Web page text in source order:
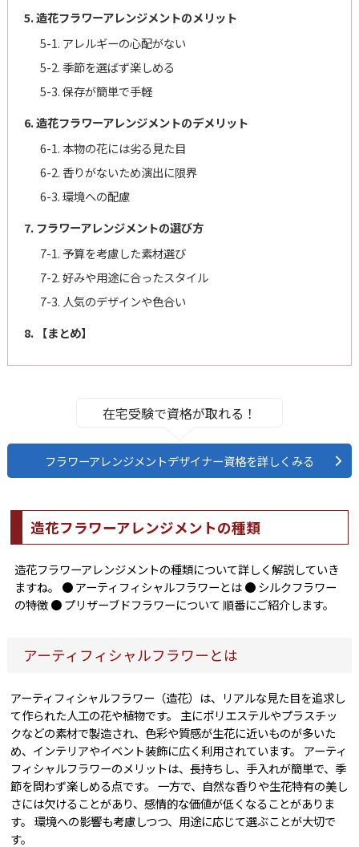
5. 造花フラワーアレンジメントのメリット
5-1. アレルギーの心配がない
5-2. 季節を選ばず楽しめる
5-3. 保存が簡単で手軽
6. 造花フラワーアレンジメントのデメリット
6-1. 本物の花には劣る見た目
6-2. 香りがないため演出に限界
6-3. 環境への配慮
7. フラワーアレンジメントの選び方
7-1. 予算を考慮した素材選び
7-2. 好みや用途に合ったスタイル
7-3. 人気のデザインや色合い
8. 【まとめ】
在宅受験で資格が取れる！
フラワーアレンジメントデザイナー資格を詳しくみる
造花フラワーアレンジメントの種類
造花フラワーアレンジメントの種類について詳しく解説していき
ますね。 ● アーティフィシャルフラワーとは ● シルクフラワー
の特徴 ● プリザーブドフラワーについて 順番にご紹介します。
アーティフィシャルフラワーとは
アーティフィシャルフラワー（造花）は、リアルな見た目を追求し
て作られた人工の花や植物です。 主にポリエステルやプラスチッ
クなどの素材で製造され、色彩や質感が生花に近いものが多いた
め、インテリアやイベント装飾に広く利用されています。 アーティ
フィシャルフラワーのメリットは、長持ちし、手入れが簡単で、季
節を問わず楽しめる点です。 一方で、自然な香りや生花特有の美し
さには欠けることがあり、感情的な価値が低くなることがありま
す。 環境への影響も考慮しつつ、用途に応じて選ぶことが大切で
す。